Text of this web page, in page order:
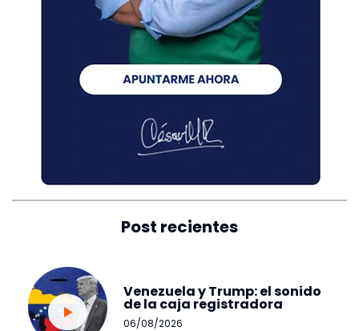
Post recientes
Venezuela y Trump: el sonido
de la caja registradora
06/08/2026